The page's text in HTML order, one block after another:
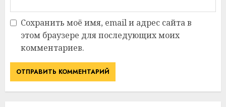
Сохранить моё имя, email и адрес сайта в
этом браузере для последующих моих
комментариев.